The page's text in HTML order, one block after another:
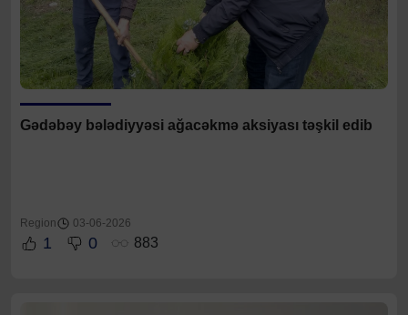
Gədəbəy bələdiyyəsi ağacəkmə aksiyası təşkil edib
Region 03-06-2026
1 0 883